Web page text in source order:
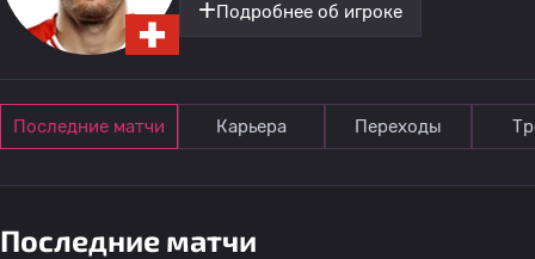
Подробнее об игроке
Последние матчи Карьера Переходы
Последние матчи